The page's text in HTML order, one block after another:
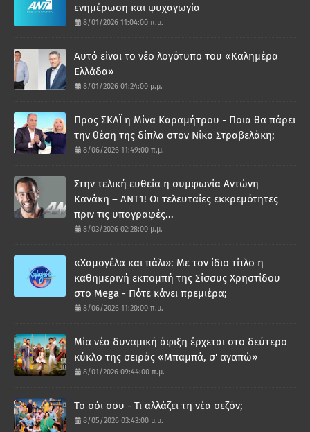
ενημέρωση και ψυχαγωγία
8/01/2026 11:04:00 π.μ.
Αυτό είναι το νέο λογότυπο του «Καλημέρα
Ελλάδα»
8/01/2026 01:24:00 μ.μ.
Προς ΣΚΑΪ η Μίνα Καραμήτρου - Ποια θα πάρει
την θέση της δίπλα στον Νίκο Στραβελάκη;
8/06/2026 11:49:00 π.μ.
Στην τελική ευθεία η συμφωνία Αντώνη
Κανάκη – ΑΝΤ1! Οι τελευταίες εκκρεμότητες
πριν τις υπογραφές...
8/03/2026 02:28:00 μ.μ.
«Χαμογέλα και πάλι»: Με τον ίδιο τίτλο η
καθημερινή εκπομπή της Σίσσυς Χρηστίδου
στο Mega - Πότε κάνει πρεμιέρα;
8/06/2026 11:20:00 π.μ.
Μία νέα δυναμική άφιξη έρχεται στο δεύτερο
κύκλο της σειράς «Μπαμπά, σ' αγαπώ»
8/01/2026 09:44:00 π.μ.
Το σόι σου - Τι αλλάζει τη νέα σεζόν;
8/05/2026 03:43:00 μ.μ.